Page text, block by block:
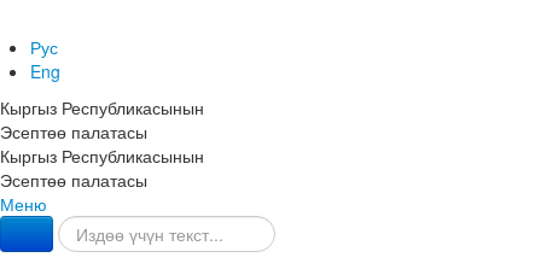
Рус
Eng
Кыргыз Республикасынын
Эсептөө палатасы
Кыргыз Республикасынын
Эсептөө палатасы
Меню